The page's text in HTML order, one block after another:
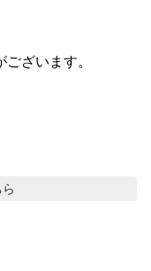
ざいます。